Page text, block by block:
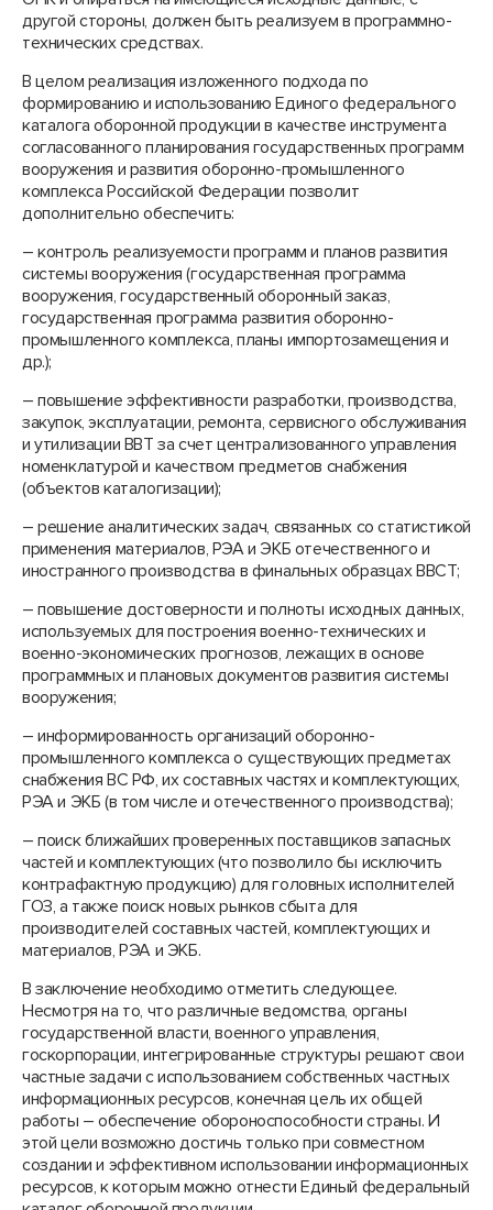
другой стороны, должен быть реализуем в программно-
технических средствах.
В целом реализация изложенного подхода по
формированию и использованию Единого федерального
каталога оборонной продукции в качестве инструмента
согласованного планирования государственных программ
вооружения и развития оборонно-промышленного
комплекса Российской Федерации позволит
дополнительно обеспечить:
– контроль реализуемости программ и планов развития
системы вооружения (государственная программа
вооружения, государственный оборонный заказ,
государственная программа развития оборонно-
промышленного комплекса, планы импортозамещения и
др.);
– повышение эффективности разработки, производства,
закупок, эксплуатации, ремонта, сервисного обслуживания
и утилизации ВВТ за счет централизованного управления
номенклатурой и качеством предметов снабжения
(объектов каталогизации);
– решение аналитических задач, связанных со статистикой
применения материалов, РЭА и ЭКБ отечественного и
иностранного производства в финальных образцах ВВСТ;
– повышение достоверности и полноты исходных данных,
используемых для построения военно-технических и
военно-экономических прогнозов, лежащих в основе
программных и плановых документов развития системы
вооружения;
– информированность организаций оборонно-
промышленного комплекса о существующих предметах
снабжения ВС РФ, их составных частях и комплектующих,
РЭА и ЭКБ (в том числе и отечественного производства);
– поиск ближайших проверенных поставщиков запасных
частей и комплектующих (что позволило бы исключить
контрафактную продукцию) для головных исполнителей
ГОЗ, а также поиск новых рынков сбыта для
производителей составных частей, комплектующих и
материалов, РЭА и ЭКБ.
В заключение необходимо отметить следующее.
Несмотря на то, что различные ведомства, органы
государственной власти, военного управления,
госкорпорации, интегрированные структуры решают свои
частные задачи с использованием собственных частных
информационных ресурсов, конечная цель их общей
работы – обеспечение обороноспособности страны. И
этой цели возможно достичь только при совместном
создании и эффективном использовании информационных
ресурсов, к которым можно отнести Единый федеральный